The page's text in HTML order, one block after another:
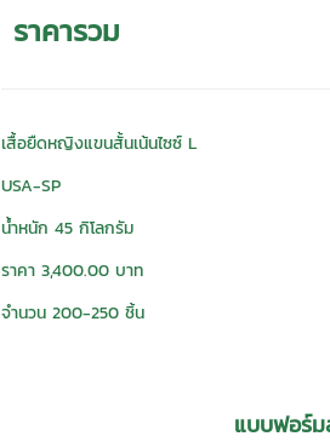
ราคารวม
เสื้อยืดหญิงแขนสั้นเน้นไซซ์ L
USA-SP
น้ำหนัก 45 กิโลกรัม
ราคา 3,400.00 บาท
จำนวน 200-250 ชิ้น
แบบฟอร์